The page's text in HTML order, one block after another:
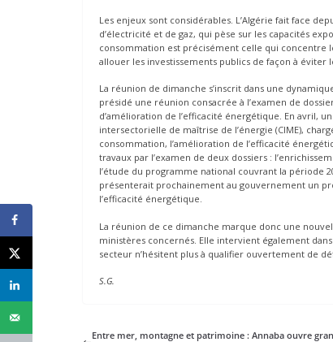
Les enjeux sont considérables. L’Algérie fait face
d’électricité et de gaz, qui pèse sur les capacités
consommation est précisément celle qui
allouer les investissements publics de façon à éviter
La réunion de dimanche s’inscrit dans une
présidé une réunion consacrée à l’examen de
d’amélioration de l’efficacité énergétique. En avril,
intersectorielle de maîtrise de l’énergie (CIME),
consommation, l’amélioration de l’efficacité
travaux par l’examen de deux dossiers :
l’étude du programme national couvrant la période
présenterait prochainement au gouvernement un
l’efficacité énergétique.
La réunion de ce dimanche marque donc une
ministères concernés. Elle intervient également
secteur n’hésitent plus à qualifier ouvertement de
S.G.
Entre mer, montagne et patrimoine : Annaba ouvre